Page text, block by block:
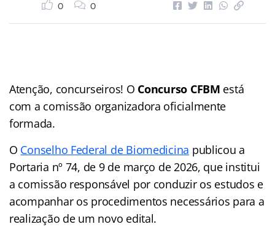
0 0
Atenção, concurseiros! O Concurso CFBM está
com a comissão organizadora oficialmente
formada.
O Conselho Federal de Biomedicina publicou a
Portaria nº 74, de 9 de março de 2026, que institui
a comissão responsável por conduzir os estudos e
acompanhar os procedimentos necessários para a
realização de um novo edital.